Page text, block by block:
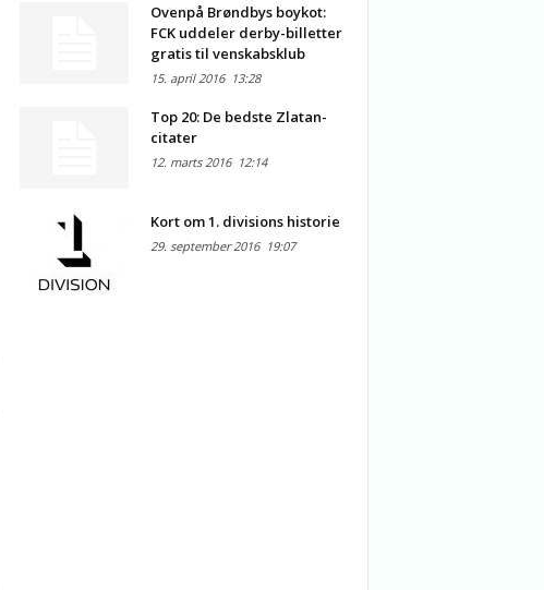
Ovenpå Brøndbys boykot:
FCK uddeler derby-billetter
gratis til venskabsklub
15. april 201613:28
Top 20: De bedste Zlatan-
citater
12. marts 201612:14
Kort om 1. divisions historie
29. september 201619:07